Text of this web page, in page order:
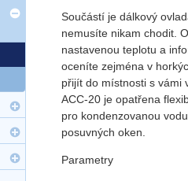
Součástí je dálkový
nemusíte nikam chodit.
nastavenou teplotu a
oceníte zejména v
přijít do místnosti s vámi
ACC-20 je opatřena
pro kondenzovanou
posuvných oken.
Parametry